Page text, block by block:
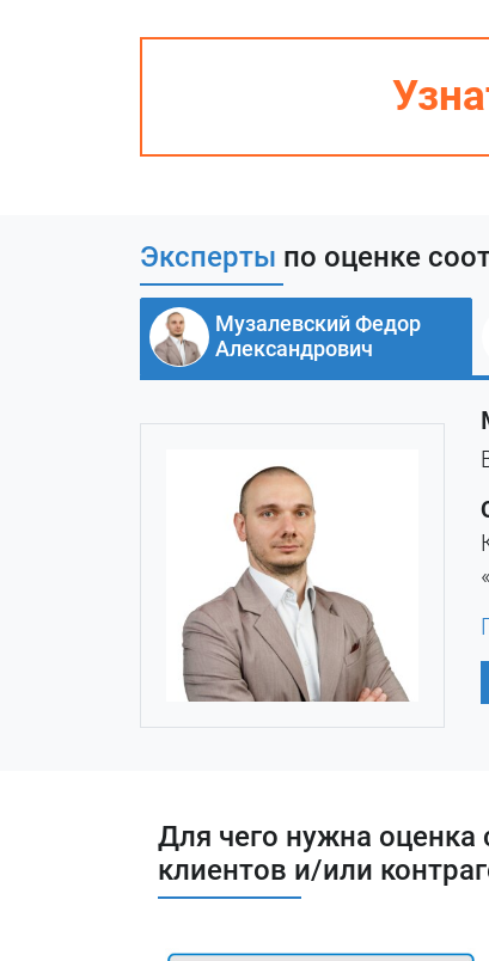
Эксперты по оценке
Музалевский Федор
Александрович
Для чего нужна оценка
клиентов и/или